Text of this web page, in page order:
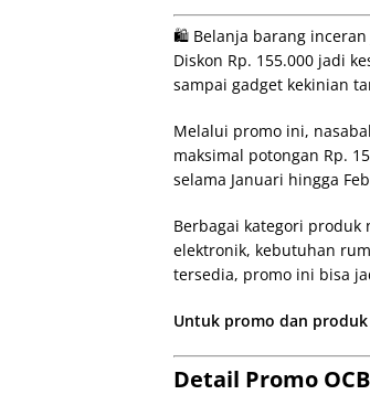
🛍️ Belanja barang inceran
Diskon Rp. 155.000 jadi
sampai gadget kekinian
Melalui promo ini,
maksimal potongan Rp.
selama Januari hingga
Berbagai kategori
elektronik, kebutuhan
tersedia, promo ini bisa
Untuk promo dan
Detail Promo